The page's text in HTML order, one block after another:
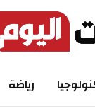
رياضة صحة